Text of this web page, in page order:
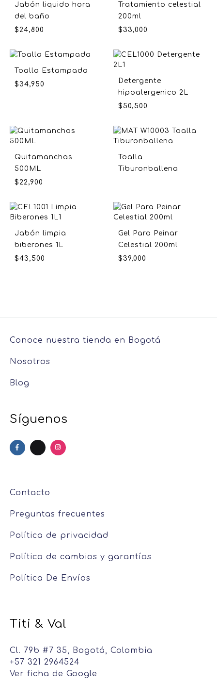
Jabón liquido hora
del baño
$ 24,800
Tratamiento celestial
200ml
$33,000
Toalla Estampada
$34,950
Detergente
hipoalergenico 2L
$50,500
Quitamanchas
500ML
$ 22,900
Toalla
Tiburonballena
Jabón limpia
biberones 1L
$43,500
Gel Para Peinar
Celestial 200ml
$39,000
Conoce nuestra tienda en Bogotá
Nosotros
Blog
Síguenos
Contacto
Preguntas frecuentes
Política de privacidad
Política de cambios y garantías
Política De Envíos
Titi & Val
Cl. 79b #7 35, Bogotá, Colombia
+57 321 2964524
Ver ficha de Google